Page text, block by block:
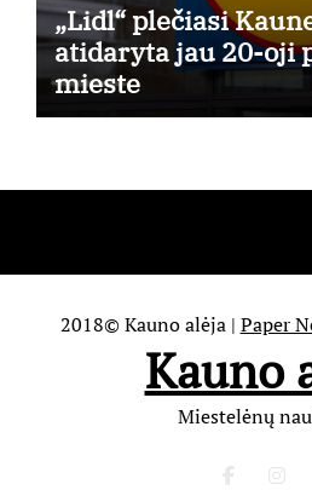
„Lidl“ plečiasi
atidaryta jau 20-oji
mieste
2018© Kauno alėja | Paper
Kauno
Miestelėnų